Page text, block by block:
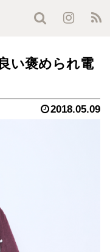
い褒められ電
2018.05.09